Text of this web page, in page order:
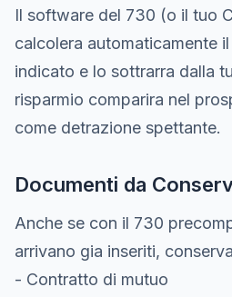
Il software del 730 (o il tuo
calcolera automaticamente
indicato e lo sottrarra dalla
risparmio comparira nel
come detrazione spettante.
Documenti da
Anche se con il 730
arrivano gia inseriti,
- Contratto di mutuo